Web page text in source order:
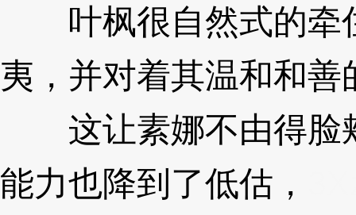
叶枫很自然式的牵
夷，并对着其温和和善
这让素娜不由得脸
能力也降到了低估，